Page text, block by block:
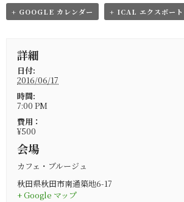
+ GOOGLE カレンダー + ICAL エクスポート
詳細
日付:
2016/06/17
時間:
7:00 PM
費用：
¥500
会場
カフェ・ブルージュ
秋田県秋田市南通築地6-17
+ Google マップ